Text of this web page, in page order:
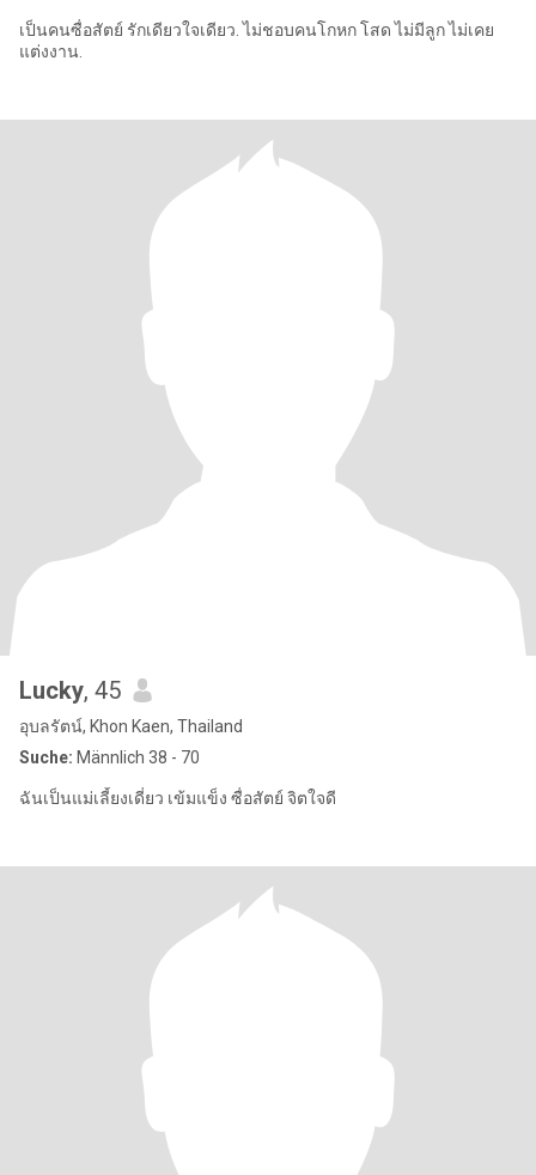
เป็นคนซื่อสัตย์ รักเดียวใจเดียว. ไม่ชอบคนโกหก โสด ไม่มีลูก ไม่เคย
แต่งงาน.
Lucky, 45
อุบลรัตน์, Khon Kaen, Thailand
Suche: Männlich 38 - 70
ฉันเป็นแม่เลี้ยงเดี่ยว เข้มแข็ง ซื่อสัตย์ จิตใจดี